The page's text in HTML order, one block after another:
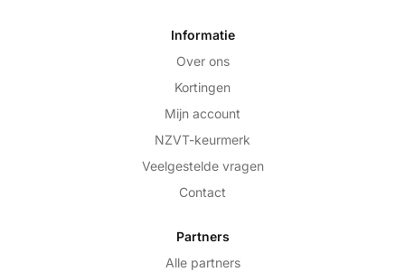
Informatie
Over ons
Kortingen
Mijn account
NZVT-keurmerk
Veelgestelde vragen
Contact
Partners
Alle partners